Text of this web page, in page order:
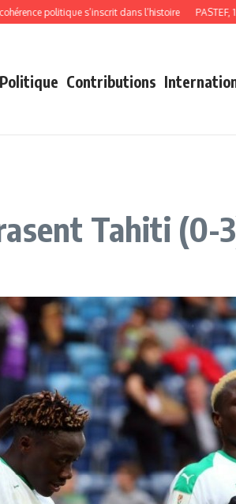
politique s’inscrit dans l’histoire PASTEF, 12
Politique Contributions
Tahiti (0-